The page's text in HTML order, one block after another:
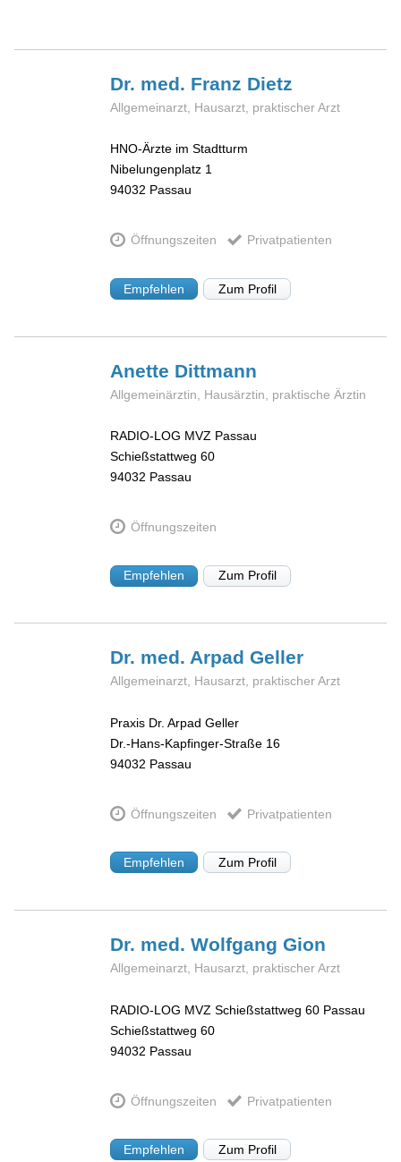
Dr. med. Franz Dietz
Allgemeinarzt, Hausarzt, praktischer Arzt
HNO-Ärzte im Stadtturm
Nibelungenplatz 1
94032 Passau
Öffnungszeiten Privatpatienten
Empfehlen Zum Profil
Anette Dittmann
Allgemeinärztin, Hausärztin, praktische Ärztin
RADIO-LOG MVZ Passau
Schießstattweg 60
94032 Passau
Öffnungszeiten
Empfehlen Zum Profil
Dr. med. ArpadGeller
Allgemeinarzt, Hausarzt, praktischer Arzt
Praxis Dr. Arpad Geller
Dr.-Hans-Kapfinger-Straße 16
94032 Passau
Öffnungszeiten Privatpatienten
Empfehlen Zum Profil
Dr. med. WolfgangGion
Allgemeinarzt, Hausarzt, praktischer Arzt
RADIO-LOG MVZ Schießstattweg 60 Passau
Schießstattweg 60
94032 Passau
Öffnungszeiten Privatpatienten
Empfehlen Zum Profil